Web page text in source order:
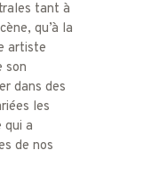
tant à
qu’à la
artiste
son
dans des
les
qui a
de nos